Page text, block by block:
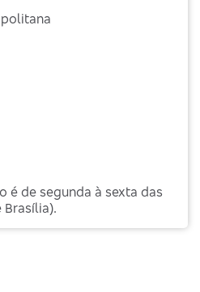
é de segunda à sexta das
Brasília).